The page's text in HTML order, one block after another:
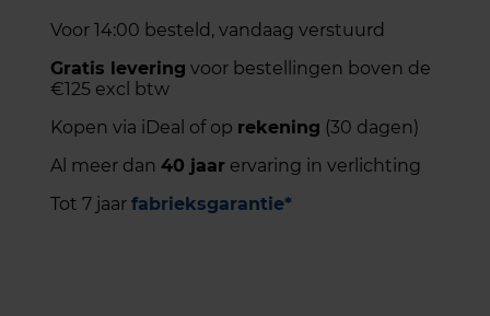
Voor 14:00 besteld, vandaag verstuurd
Gratis levering voor bestellingen boven de
€125 excl btw
Kopen via iDeal of op rekening (30 dagen)
Al meer dan 40 jaar ervaring in verlichting
Tot 7 jaar fabrieksgarantie*